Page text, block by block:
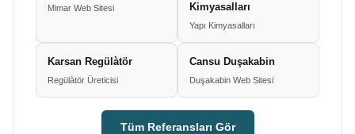
Mimar Web Sitesi
Kimyasalları
Yapı Kimyasalları
Karsan Regülàtör
Regülàtör Üreticisi
Cansu Duşakabin
Duşakabin Web Sitesi
Tüm Referansları Gör